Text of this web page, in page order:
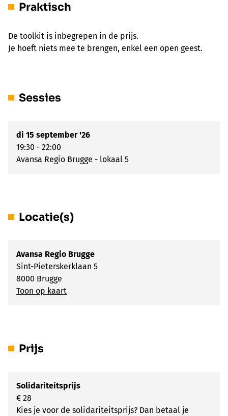
Praktisch
De toolkit is inbegrepen in de prijs.
Je hoeft niets mee te brengen, enkel een open geest.
Sessies
di 15 september '26
19:30 - 22:00
Avansa Regio Brugge - lokaal 5
Locatie(s)
Avansa Regio Brugge
Sint-Pieterskerklaan 5
8000 Brugge
Toon op kaart
Prijs
Solidariteitsprijs
€ 28
Kies je voor de solidariteitsprijs? Dan betaal je